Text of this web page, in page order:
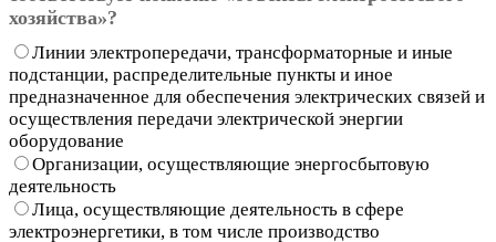
хозяйства»?
Линии электропередачи, трансформаторные и иные
подстанции, распределительные пункты и иное
предназначенное для обеспечения электрических связей и
осуществления передачи электрической энергии
оборудование
Организации, осуществляющие энергосбытовую
деятельность
Лица, осуществляющие деятельность в сфере
электроэнергетики, в том числе производство